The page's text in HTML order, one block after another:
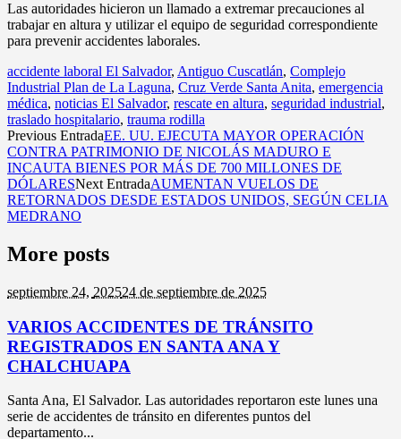
Las autoridades hicieron un llamado a extremar precauciones al
trabajar en altura y utilizar el equipo de seguridad correspondiente
para prevenir accidentes laborales.
accidente laboral El Salvador, Antiguo Cuscatlán, Complejo
Industrial Plan de La Laguna, Cruz Verde Santa Anita, emergencia
médica, noticias El Salvador, rescate en altura, seguridad industrial,
traslado hospitalario, trauma rodilla
Previous EntradaEE. UU. EJECUTA MAYOR OPERACIÓN
CONTRA PATRIMONIO DE NICOLÁS MADURO E
INCAUTA BIENES POR MÁS DE 700 MILLONES DE
DÓLARESNext EntradaAUMENTAN VUELOS DE
RETORNADOS DESDE ESTADOS UNIDOS, SEGÚN CELIA
MEDRANO
More posts
septiembre 24, 202524 de septiembre de 2025
VARIOS ACCIDENTES DE TRÁNSITO
REGISTRADOS EN SANTA ANA Y
CHALCHUAPA
Santa Ana, El Salvador. Las autoridades reportaron este lunes una
serie de accidentes de tránsito en diferentes puntos del
departamento...